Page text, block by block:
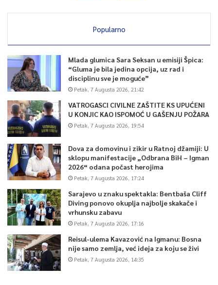
Popularno
Mlada glumica Sara Seksan u emisiji Špica:
“Gluma je bila jedina opcija, uz rad i
disciplinu sve je moguće”
Petak, 7 Augusta 2026, 21:42
VATROGASCI CIVILNE ZAŠTITE KS UPUĆENI
U KONJIC KAO ISPOMOĆ U GAŠENJU POŽARA
Petak, 7 Augusta 2026, 19:54
Dova za domovinu i zikir u Ratnoj džamiji: U
sklopu manifestacije „Odbrana BiH – Igman
2026“ odana počast herojima
Petak, 7 Augusta 2026, 17:24
Sarajevo u znaku spektakla: Bentbaša Cliff
Diving ponovo okuplja najbolje skakače i
vrhunsku zabavu
Petak, 7 Augusta 2026, 17:16
Reisul-ulema Kavazović na Igmanu: Bosna
nije samo zemlja, već ideja za koju se živi
Petak, 7 Augusta 2026, 14:35